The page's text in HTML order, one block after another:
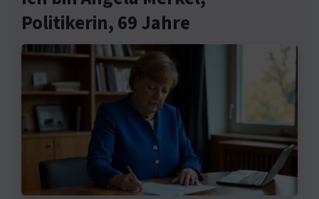
Politikerin, 69 Jahre